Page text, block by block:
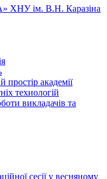
ХНУ ім. В.Н. Каразіна
простір академії
технологій
викладачів та
сесії у весняному